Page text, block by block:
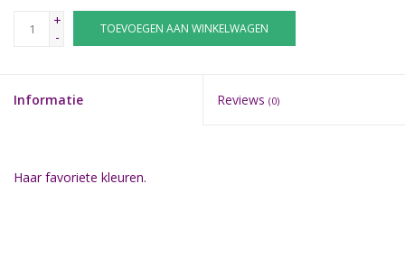
+
-
TOEVOEGEN AAN WINKELWAGEN
Informatie Reviews (0)
Haar favoriete kleuren.